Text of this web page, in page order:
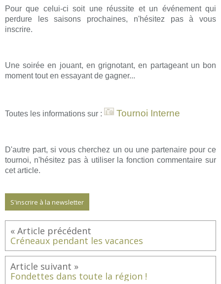
Pour que celui-ci soit une réussite et un événement qui
perdure les saisons prochaines, n'hésitez pas à vous
inscrire.
Une soirée en jouant, en grignotant, en partageant un bon
moment tout en essayant de gagner...
Toutes les informations sur : Tournoi Interne
D'autre part, si vous cherchez un ou une partenaire pour ce
tournoi, n'hésitez pas à utiliser la fonction commentaire sur
cet article.
S'inscrire à la newsletter
Créneaux pendant les vacances
Fondettes dans toute la région !